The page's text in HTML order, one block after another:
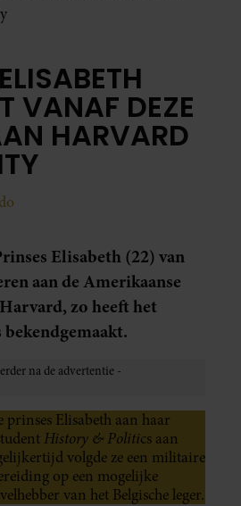
VANAF DEZE
HARVARD
Elisabeth (22) van
aan de Amerikaanse
zo heeft het
Elisabeth aan haar
History & Politics aan
volgde ze een militaire
op een mogelijke
van het Belgische leger.